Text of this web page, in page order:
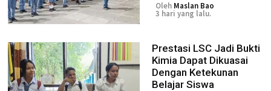
Oleh Maslan Bao
3 hari yang lalu.
Prestasi LSC Jadi Bukti
Kimia Dapat Dikuasai
Dengan Ketekunan
Belajar Siswa